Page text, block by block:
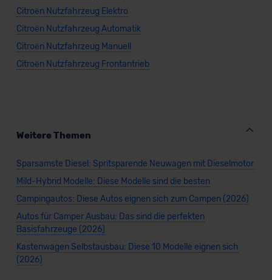
Citroën Nutzfahrzeug Elektro
Citroën Nutzfahrzeug Automatik
Citroën Nutzfahrzeug Manuell
Citroën Nutzfahrzeug Frontantrieb
Weitere Themen
Sparsamste Diesel: Spritsparende Neuwagen mit Dieselmotor
Mild-Hybrid Modelle: Diese Modelle sind die besten
Campingautos: Diese Autos eignen sich zum Campen (2026)
Autos für Camper Ausbau: Das sind die perfekten
Basisfahrzeuge (2026)
Kastenwagen Selbstausbau: Diese 10 Modelle eignen sich
(2026)